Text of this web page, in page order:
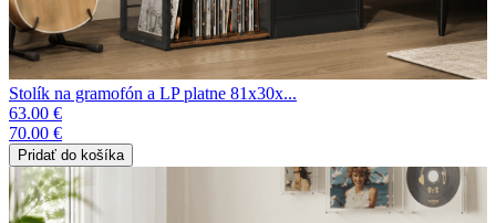
Stolík na gramofón a LP platne 81x30x...
63.00 €
70.00 €